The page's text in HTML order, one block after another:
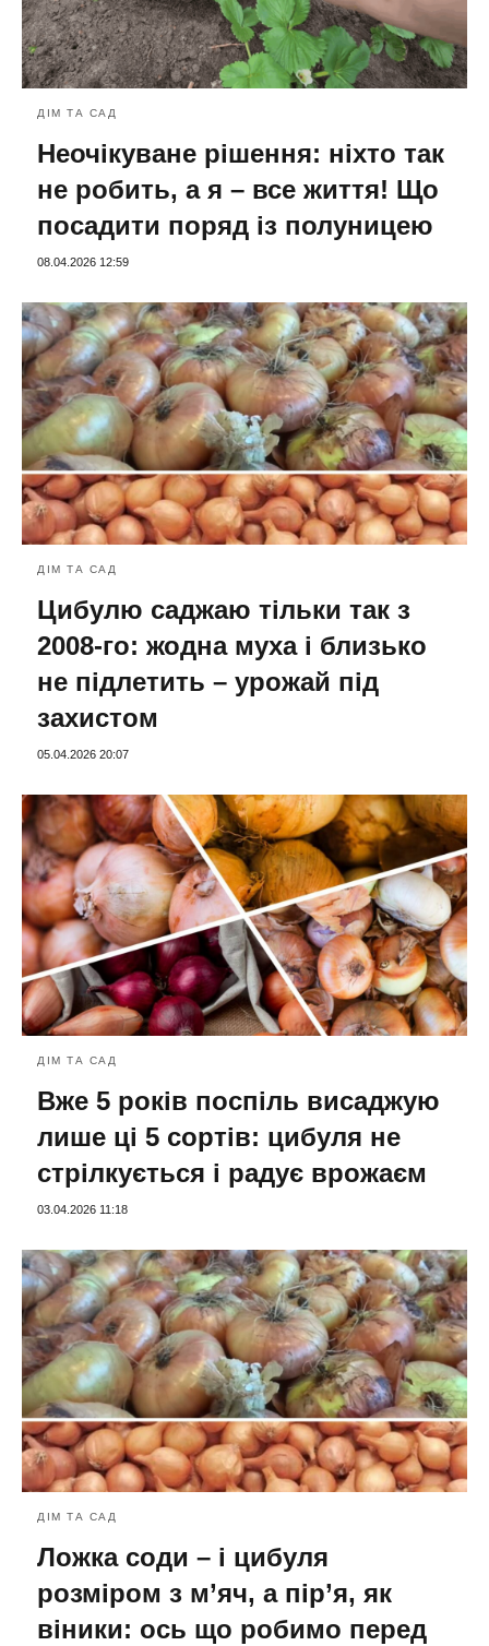
ДІМ ТА САД
Неочікуване рішення: ніхто так
не робить, а я – все життя! Що
посадити поряд із полуницею
08.04.2026 12:59
ДІМ ТА САД
Цибулю саджаю тільки так з
2008-го: жодна муха і близько
не підлетить – урожай під
захистом
05.04.2026 20:07
ДІМ ТА САД
Вже 5 років поспіль висаджую
лише ці 5 сортів: цибуля не
стрілкується і радує врожаєм
03.04.2026 11:18
ДІМ ТА САД
Ложка соди – і цибуля
розміром з м’яч, а пір’я, як
віники: ось що робимо перед